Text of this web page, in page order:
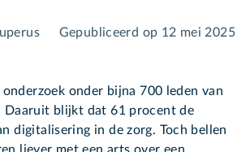
Gepubliceerd op 12 mei 2025
onder bijna 700 leden van
Daaruit blijkt dat 61 procent de
digitalisering in de zorg. Toch bellen